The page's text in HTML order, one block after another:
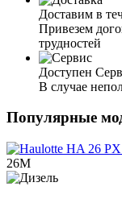
Доставим в
Привезем
трудностей
Доступен
В случае
Популярные
26М